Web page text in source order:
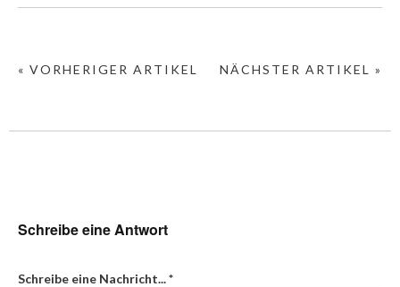
NÄCHSTER ARTIKEL »
« VORHERIGER ARTIKEL
Schreibe eine Antwort
Schreibe eine Nachricht...*